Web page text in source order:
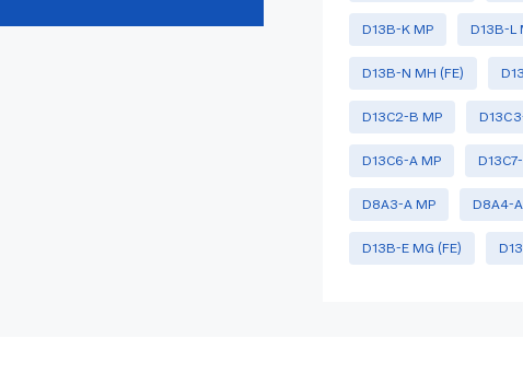
D13B-K MP D13B-L
D13B-N MH (FE)
D13C2-B MP
D13C6-A MP
D8A3-A MP D8A4-
D13B-E MG (FE)